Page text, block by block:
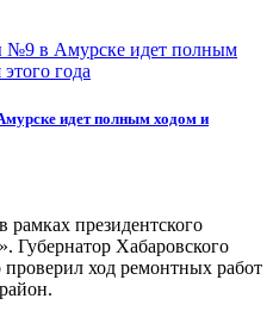
идет полным ходом и
рамках президентского
Губернатор Хабаровского
ход ремонтных работ